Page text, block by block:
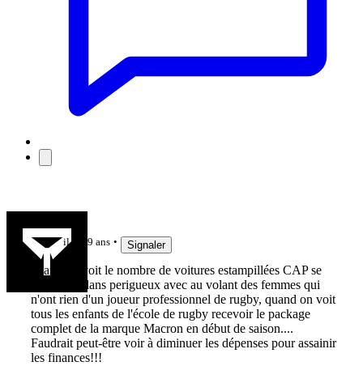
il y a 9 ans Signaler
quand on voit le nombre de voitures estampillées CAP se
promener dans perigueux avec au volant des femmes qui
n'ont rien d'un joueur professionnel de rugby, quand on voit
tous les enfants de l'école de rugby recevoir le package
complet de la marque Macron en début de saison....
Faudrait peut-être voir à diminuer les dépenses pour assainir
les finances!!!